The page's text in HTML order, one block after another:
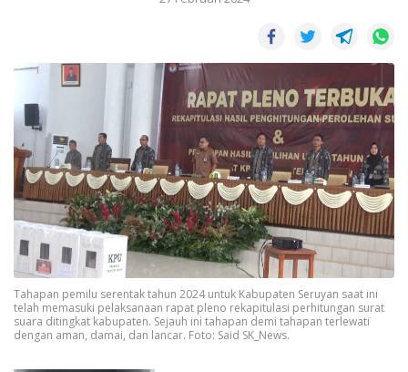
Tahapan pemilu serentak tahun 2024 untuk Kabupaten Seruyan saat ini
telah memasuki pelaksanaan rapat pleno rekapitulasi perhitungan surat
suara ditingkat kabupaten. Sejauh ini tahapan demi tahapan terlewati
dengan aman, damai, dan lancar. Foto: Said SK_News.